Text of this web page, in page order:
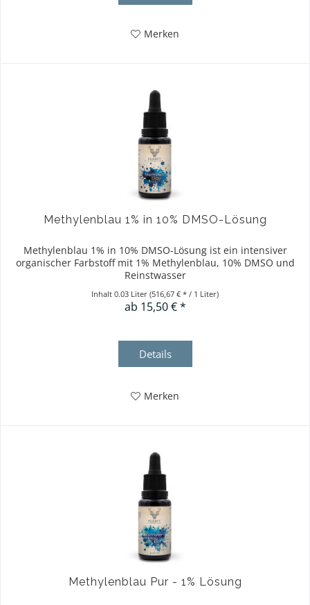
Merken
Methylenblau 1% in 10% DMSO-Lösung
Methylenblau 1% in 10% DMSO-Lösung ist ein intensiver
organischer Farbstoff mit 1% Methylenblau, 10% DMSO und
Reinstwasser
Inhalt0.03 Liter(516,67 € * / 1 Liter)
ab 15,50 € *
Details
Merken
Methylenblau Pur - 1% Lösung